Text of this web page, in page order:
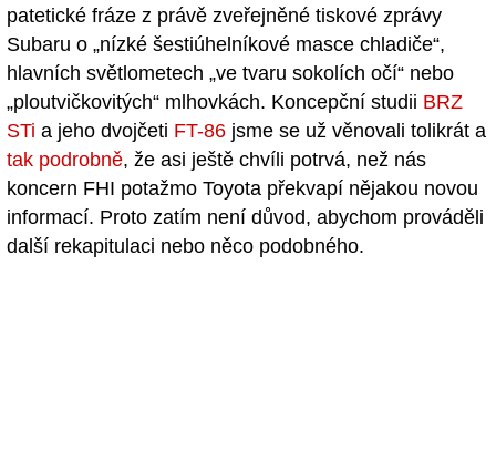
patetické fráze z právě zveřejněné tiskové zprávy
Subaru o „nízké šestiúhelníkové masce chladiče“,
hlavních světlometech „ve tvaru sokolích očí“ nebo
„ploutvičkovitých“ mlhovkách. Koncepční studii BRZ
STi a jeho dvojčeti FT-86 jsme se už věnovali tolikrát a
tak podrobně, že asi ještě chvíli potrvá, než nás
koncern FHI potažmo Toyota překvapí nějakou novou
informací. Proto zatím není důvod, abychom prováděli
další rekapitulaci nebo něco podobného.